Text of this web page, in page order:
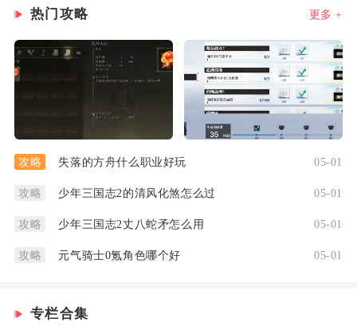
热门攻略 更多 +
攻略 失落的方舟什么职业好玩 05-01
攻略 少年三国志2的清风化煞怎么过 05-01
攻略 少年三国志2丈八蛇矛怎么用 05-01
攻略 元气骑士0氪角色哪个好 05-01
专栏合集